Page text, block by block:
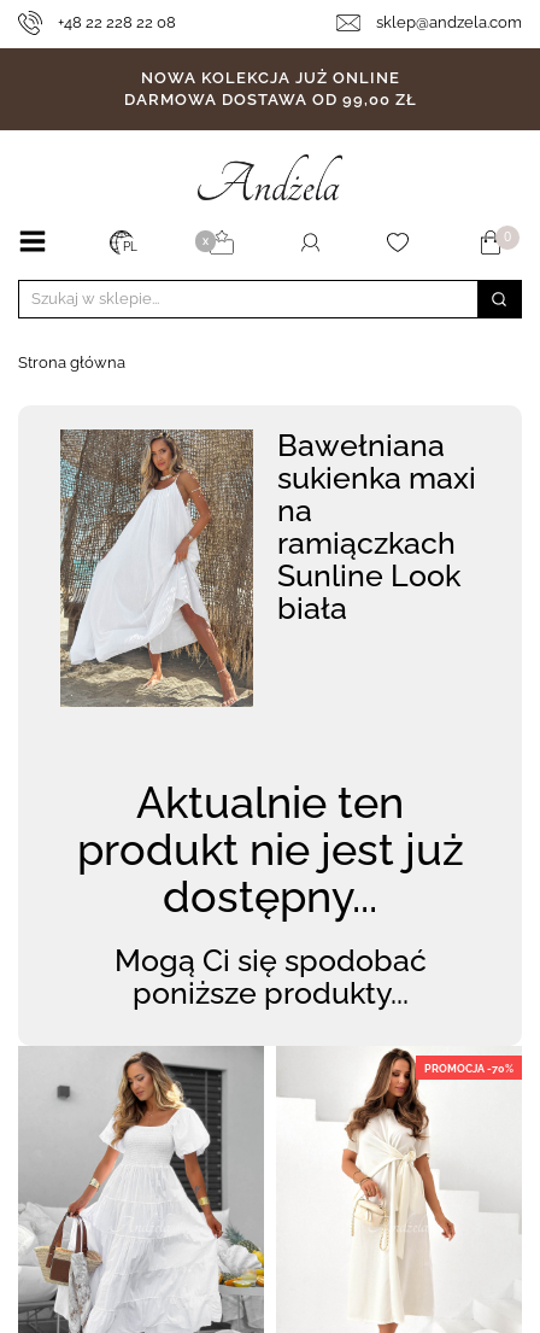
+48 22 228 22 08 sklep@andzela.com
NOWA KOLEKCJA JUŻ ONLINE
DARMOWA DOSTAWA OD 99,00 ZŁ
PL X 0
Strona główna
Bawełniana
sukienka maxi
na
ramiączkach
Sunline Look
biała
Aktualnie ten
produkt nie jest już
dostępny...
Mogą Ci się spodobać
poniższe produkty...
PROMOCJA -70%